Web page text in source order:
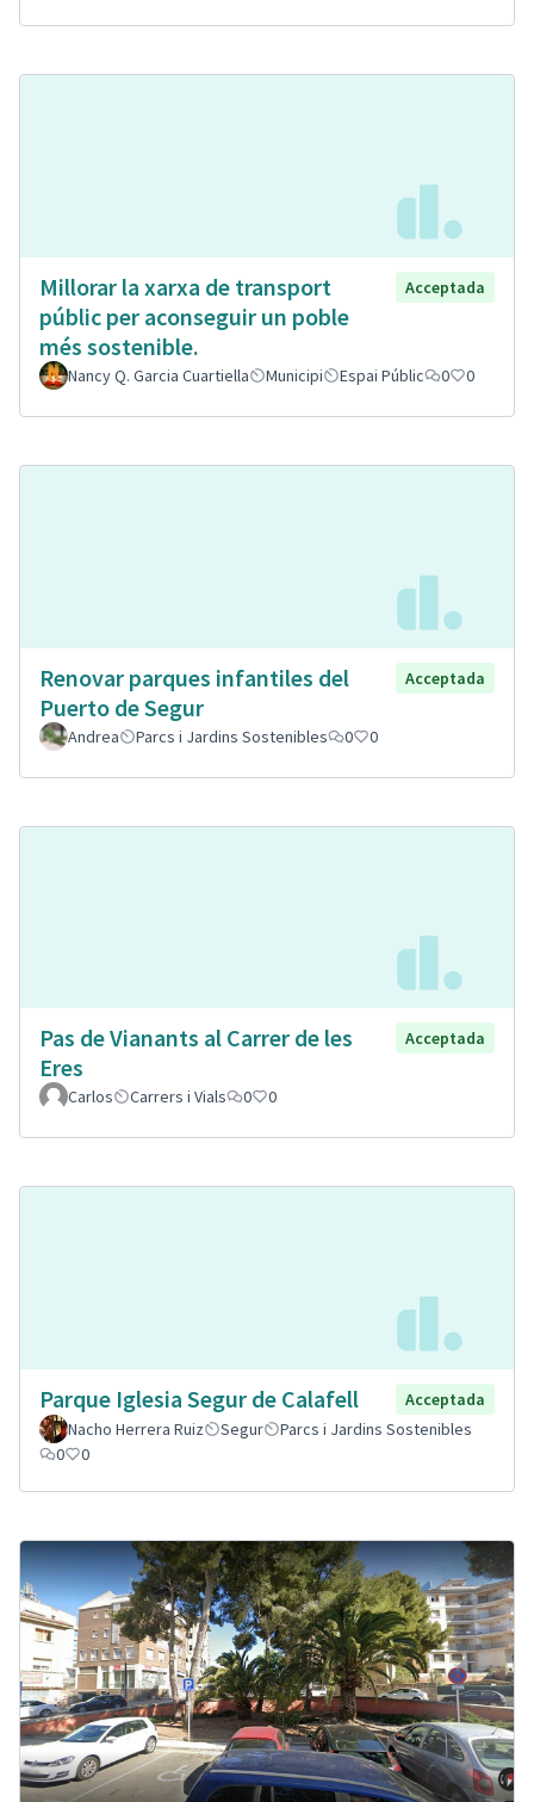
Millorar la xarxa de transport
públic per aconseguir un poble
més sostenible.
Acceptada
Nancy Q. Garcia Cuartiella Municipi Espai Públic 0 0
Renovar parques infantiles del
Puerto de Segur
Acceptada
Andrea Parcs i Jardins Sostenibles 0 0
Pas de Vianants al Carrer de les
Eres
Acceptada
Carlos Carrers i Vials 0 0
Parque Iglesia Segur de Calafell
Acceptada
Nacho Herrera Ruiz
Segur
Parcs i Jardins Sostenibles
0
0